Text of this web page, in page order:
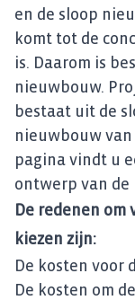
en de sloop
komt tot de
is. Daarom is
nieuwbouw.
bestaat uit de
nieuwbouw van
pagina vindt u
ontwerp van
De redenen om
kiezen zijn:
De kosten voor
De kosten om